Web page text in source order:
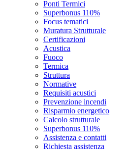
Ponti Termici
Superbonus 110%
Focus tematici
Muratura Strutturale
Certificazioni
Acustica
Fuoco
Termica
Struttura
Normative
Requisiti acustici
Prevenzione incendi
Risparmio energetico
Calcolo strutturale
Superbonus 110%
Assistenza e contatti
Richiesta assistenza